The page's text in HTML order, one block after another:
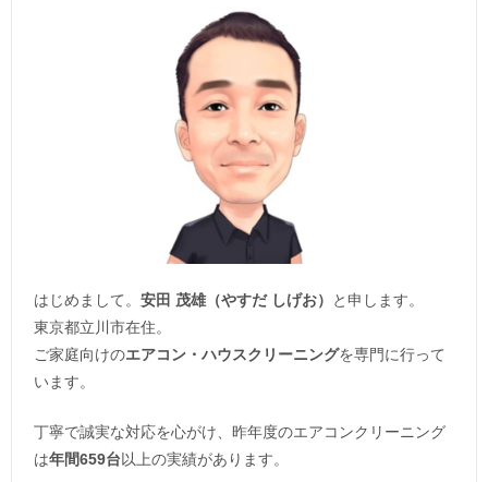
はじめまして。 安田 茂雄（やすだ しげお）
と申します。
東京都立川市在住。
ご家庭向けのエアコン・ハウスクリーニングを専門に行って
います。
丁寧で誠実な対応を心がけ、昨年度のエアコンクリーニング
は年間659台以上の実績があります。